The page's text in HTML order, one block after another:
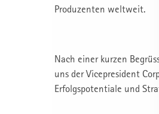
Produzenten weltweit.
Nach einer kurzen
uns der Vicepresident
Erfolgspotentiale und